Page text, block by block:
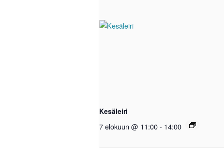
Kesäleiri
7 elokuun @ 11:00- 14:00